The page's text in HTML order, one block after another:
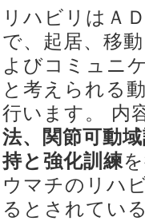
リハビリはＡ
で、起居、移
よびコミュニ
と考えられる
行います。 内
法、関節可動
持と強化訓練
ウマチのリハ
るとされてい